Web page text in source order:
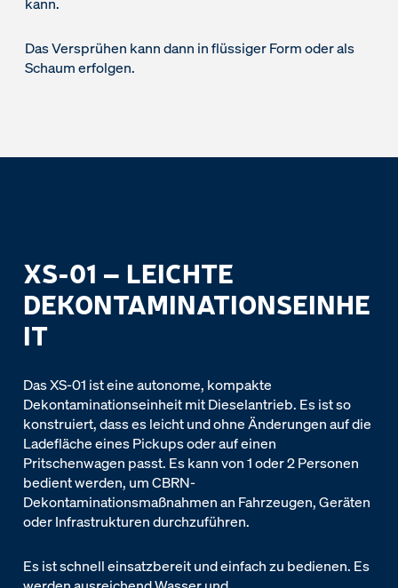
Das Versprühen kann dann in flüssiger Form oder als
Schaum erfolgen.
XS-01 – LEICHTE
DEKONTAMINATIONSEINHE
IT
Das XS-01 ist eine autonome, kompakte
Dekontaminationseinheit mit Dieselantrieb. Es ist so
konstruiert, dass es leicht und ohne Änderungen auf die
Ladefläche eines Pickups oder auf einen
Pritschenwagen passt. Es kann von 1 oder 2 Personen
bedient werden, um CBRN-
Dekontaminationsmaßnahmen an Fahrzeugen, Geräten
oder Infrastrukturen durchzuführen.
Es ist schnell einsatzbereit und einfach zu bedienen. Es